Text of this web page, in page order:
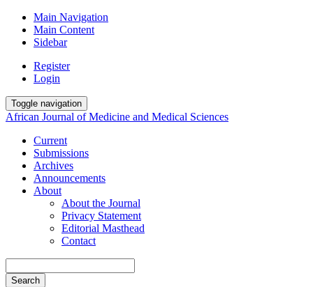
Main Navigation
Main Content
Sidebar
Register
Login
Toggle navigation
African Journal of Medicine and Medical Sciences
Current
Submissions
Archives
Announcements
About
About the Journal
Privacy Statement
Editorial Masthead
Contact
Search